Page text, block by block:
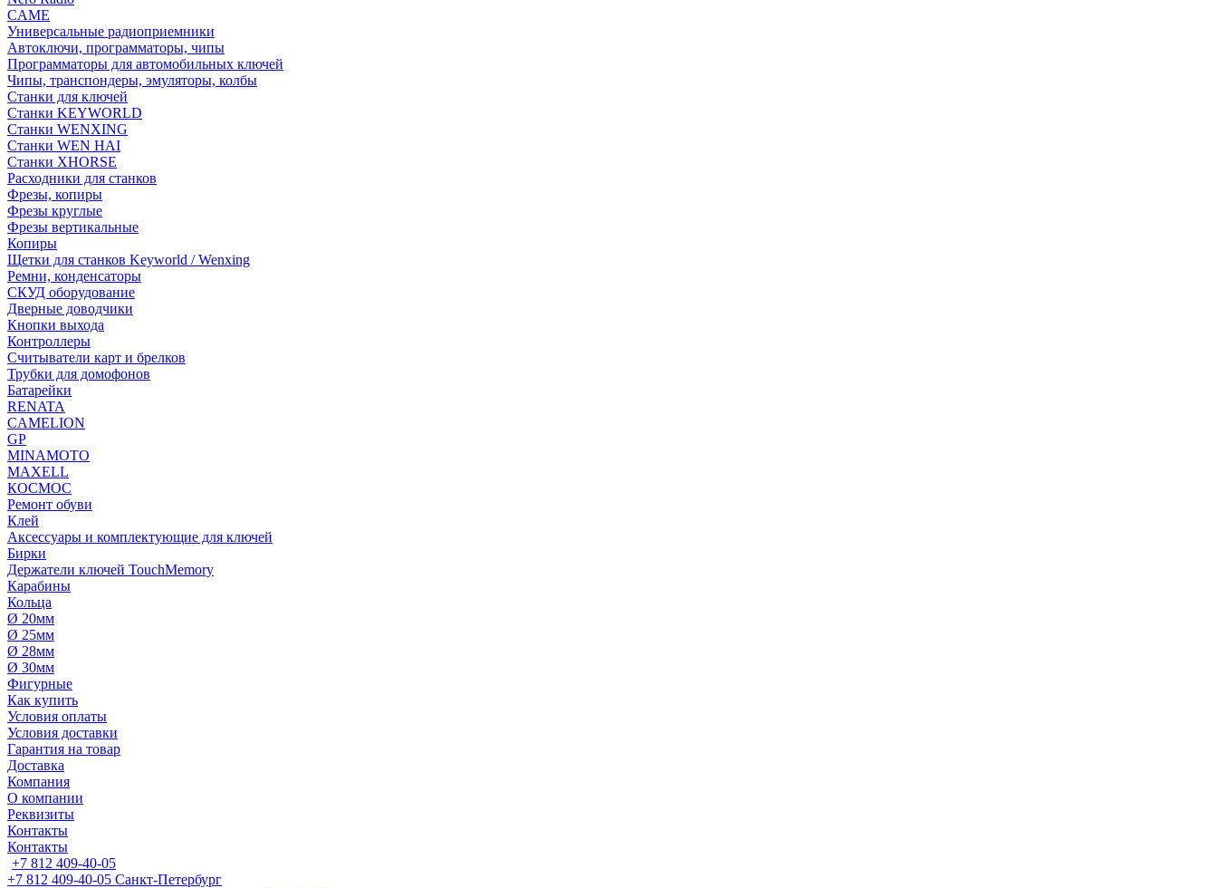
CAME
Универсальные радиоприемники
Автоключи, программаторы, чипы
Программаторы для автомобильных ключей
Чипы, транспондеры, эмуляторы, колбы
Станки для ключей
Станки KEYWORLD
Станки WENXING
Станки WEN HAI
Станки XHORSE
Расходники для станков
Фрезы, копиры
Фрезы круглые
Фрезы вертикальные
Копиры
Щетки для станков Keyworld / Wenxing
Ремни, конденсаторы
СКУД оборудование
Дверные доводчики
Кнопки выхода
Контроллеры
Считыватели карт и брелков
Трубки для домофонов
Батарейки
RENATA
CAMELION
GP
MINAMOTO
MAXELL
КОСМОС
Ремонт обуви
Клей
Аксессуары и комплектующие для ключей
Бирки
Держатели ключей TouchMemory
Карабины
Кольца
Ø 20мм
Ø 25мм
Ø 28мм
Ø 30мм
Фигурные
Как купить
Условия оплаты
Условия доставки
Гарантия на товар
Доставка
Компания
О компании
Реквизиты
Контакты
Контакты
+7 812 409-40-05
+7 812 409-40-05 Санĸт-Петербург